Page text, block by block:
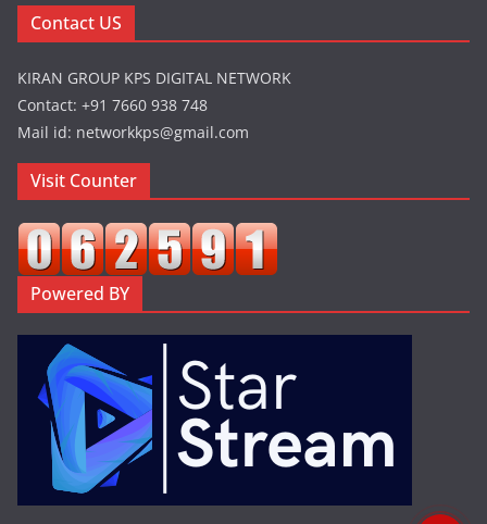
Contact US
KIRAN GROUP KPS DIGITAL NETWORK
Contact: +91 7660 938 748
Mail id: networkkps@gmail.com
Visit Counter
Powered BY